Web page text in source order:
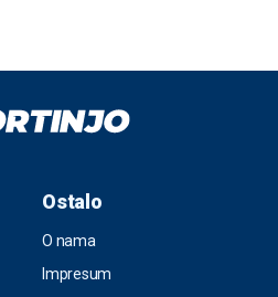
Ostalo
O nama
Impresum